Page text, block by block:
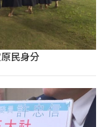
民身分